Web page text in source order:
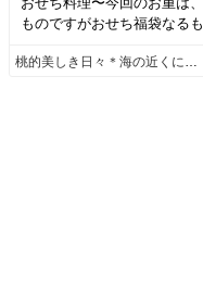
ものですがおせち福袋なる
桃的美しき日々＊海の近くに引っ越しました